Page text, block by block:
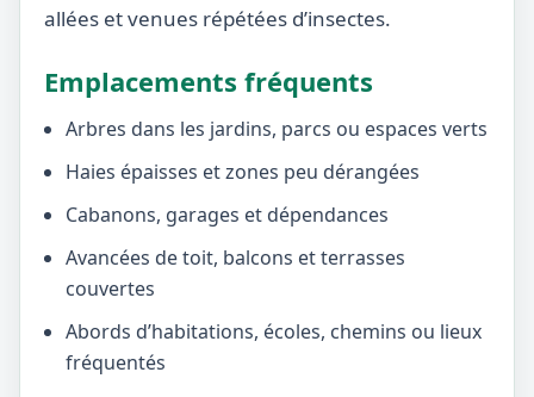
allées et venues répétées d’insectes.
Emplacements fréquents
Arbres dans les jardins, parcs ou espaces verts
Haies épaisses et zones peu dérangées
Cabanons, garages et dépendances
Avancées de toit, balcons et terrasses
couvertes
Abords d’habitations, écoles, chemins ou lieux
fréquentés